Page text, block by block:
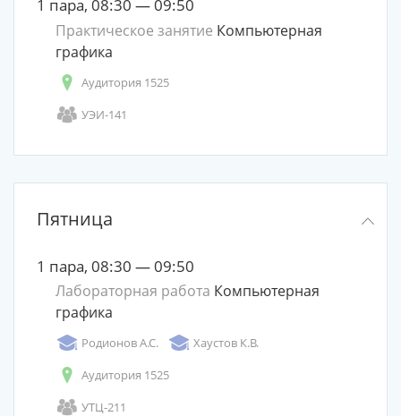
1 пара, 08:30 — 09:50
Практическое занятие Компьютерная
графика
Аудитория 1525
УЭИ-141
Пятница
1 пара, 08:30 — 09:50
Лабораторная работа Компьютерная
графика
Родионов А.С.
Хаустов К.В.
Аудитория 1525
УТЦ-211